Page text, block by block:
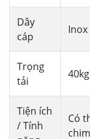
Dây
cáp
Inox
Trọng
tải
40kg
Tiện ích
/ Tính
Có